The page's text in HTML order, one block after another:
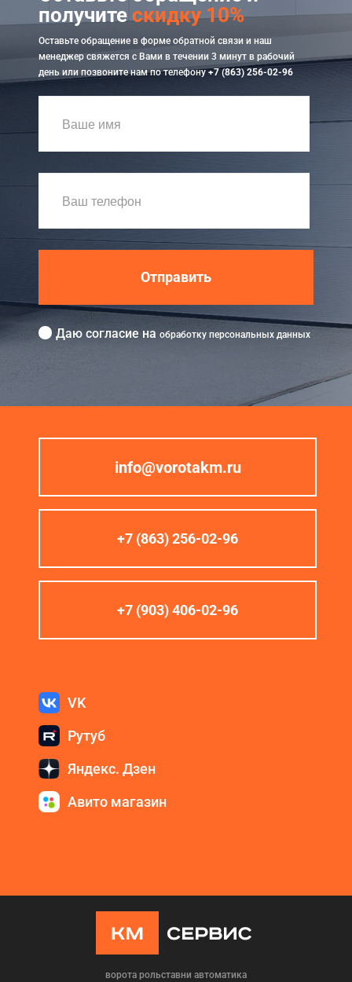
получитескидку 10%
Оставьте обращение в форме обратной связи и наш
менеджер свяжется с Вами в течении 3 минут в рабочий
день или позвоните нам по телефону+7 (863) 256-02-96
Отправить
Даю согласие на обработку персональных данных
info@vorotakm.ru
+7 (863) 256-02-96
+7 (903) 406-02-96
VK
Рутуб
Яндекс. Дзен
Авито магазин
ворота рольставни автоматика